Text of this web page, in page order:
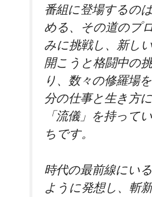
番組に登場するの
める、その道のプ
みに挑戦し、新し
開こうと格闘中の
り、数々の修羅場
分の仕事と生き方
「流儀」を持って
ちです。
時代の最前線にい
ように発想し、斬